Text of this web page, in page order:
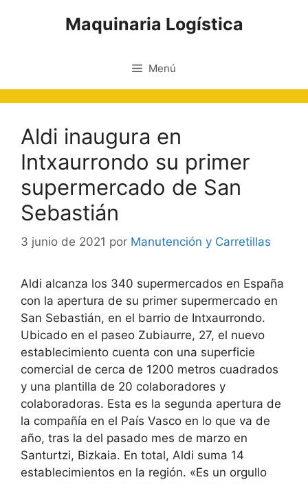
Maquinaria Logística
Menú
Aldi inaugura en
Intxaurrondo su primer
supermercado de San
Sebastián
3 junio de 2021 por Manutención y Carretillas
Aldi alcanza los 340 supermercados en España
con la apertura de su primer supermercado en
San Sebastián, en el barrio de Intxaurrondo.
Ubicado en el paseo Zubiaurre, 27, el nuevo
establecimiento cuenta con una superficie
comercial de cerca de 1200 metros cuadrados
y una plantilla de 20 colaboradores y
colaboradoras. Esta es la segunda apertura de
la compañía en el País Vasco en lo que va de
año, tras la del pasado mes de marzo en
Santurtzi, Bizkaia. En total, Aldi suma 14
establecimientos en la región. «Es un orgullo